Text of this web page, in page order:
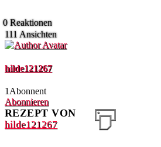
0 Reaktionen
111 Ansichten
hilde121267
1 Abonnent
Abonnieren
REZEPT VON
hilde121267